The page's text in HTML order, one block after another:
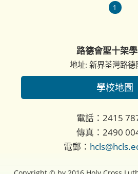
1
路德會聖十架
地址: 新界荃灣路
學校地圖
電話：2415
傳真：2490
電郵：